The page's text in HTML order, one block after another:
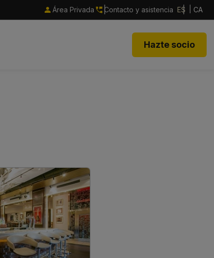
Área Privada Contacto y asistencia ES CA
Hazte socio